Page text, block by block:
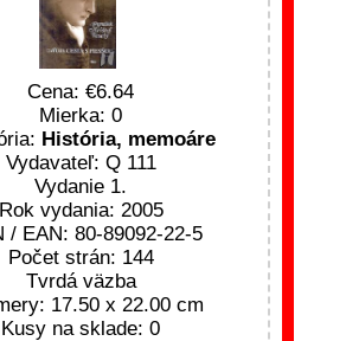
Cena:
6.64
Mierka: 0
História, memoáre
Vydavateľ: Q 111
Vydanie 1.
Rok vydania: 2005
/ EAN: 80-89092-22-5
Počet strán: 144
Tvrdá väzba
17.50 x 22.00 cm
Kusy na sklade: 0